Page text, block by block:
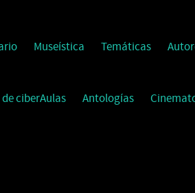
Museística Temáticas
ciberAulas Antologías